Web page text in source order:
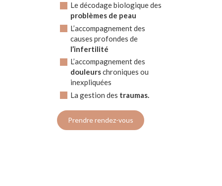
Le décodage biologique des
problèmes de peau
L’accompagnement des
causes profondes de
l’infertilité
L’accompagnement des
douleurschroniques ou
inexpliquées
La gestion des traumas.
Prendre rendez-vous